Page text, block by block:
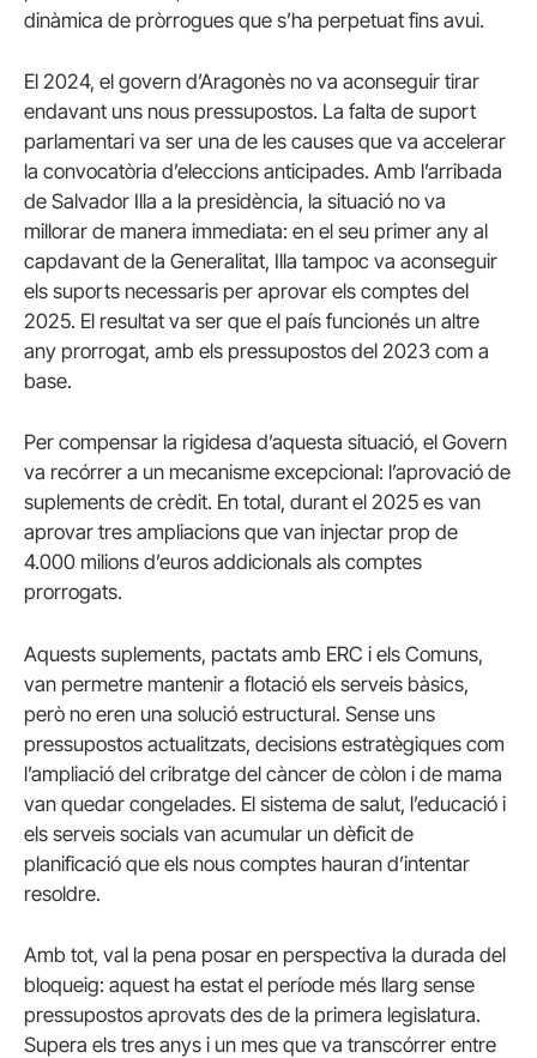
dinàmica de pròrrogues que s’ha perpetuat fins avui.
El 2024, el govern d’Aragonès no va aconseguir tirar
endavant uns nous pressupostos. La falta de suport
parlamentari va ser una de les causes que va accelerar
la convocatòria d’eleccions anticipades. Amb l’arribada
de Salvador Illa a la presidència, la situació no va
millorar de manera immediata: en el seu primer any al
capdavant de la Generalitat, Illa tampoc va aconseguir
els suports necessaris per aprovar els comptes del
2025. El resultat va ser que el país funcionés un altre
any prorrogat, amb els pressupostos del 2023 com a
base.
Per compensar la rigidesa d’aquesta situació, el Govern
va recórrer a un mecanisme excepcional: l’aprovació de
suplements de crèdit. En total, durant el 2025 es van
aprovar tres ampliacions que van injectar prop de
4.000 milions d’euros addicionals als comptes
prorrogats.
Aquests suplements, pactats amb ERC i els Comuns,
van permetre mantenir a flotació els serveis bàsics,
però no eren una solució estructural. Sense uns
pressupostos actualitzats, decisions estratègiques com
l’ampliació del cribratge del càncer de còlon i de mama
van quedar congelades. El sistema de salut, l’educació i
els serveis socials van acumular un dèficit de
planificació que els nous comptes hauran d’intentar
resoldre.
Amb tot, val la pena posar en perspectiva la durada del
bloqueig: aquest ha estat el període més llarg sense
pressupostos aprovats des de la primera legislatura.
Supera els tres anys i un mes que va transcórrer entre